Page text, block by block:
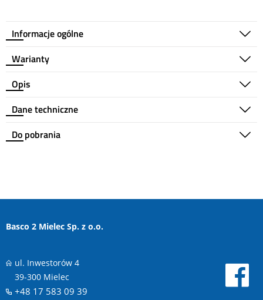
Informacje ogólne
Warianty
Opis
Dane techniczne
Do pobrania
Basco 2 Mielec Sp. z o.o.
ul. Inwestorów 4
39-300 Mielec
+48 17 583 09 39